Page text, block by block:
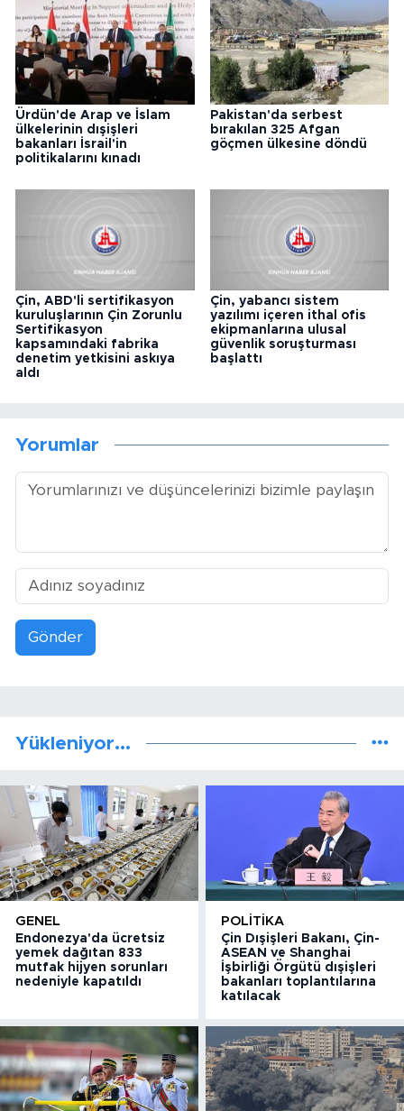
Ürdün'de Arap ve İslam
ülkelerinin dışişleri
bakanları İsrail'in
politikalarını kınadı
Pakistan'da serbest
bırakılan 325 Afgan
göçmen ülkesine döndü
Çin, ABD'li sertifikasyon
kuruluşlarının Çin Zorunlu
Sertifikasyon
kapsamındaki fabrika
denetim yetkisini askıya
aldı
Çin, yabancı sistem
yazılımı içeren ithal ofis
ekipmanlarına ulusal
güvenlik soruşturması
başlattı
Yorumlar
Gönder
Yükleniyor...
GENEL
Endonezya'da ücretsiz
yemek dağıtan 833
mutfak hijyen sorunları
nedeniyle kapatıldı
POLITIKA
Çin Dışişleri Bakanı, Çin-
ASEAN ve Shanghai
İşbirliği Örgütü dışişleri
bakanları toplantılarına
katılacak